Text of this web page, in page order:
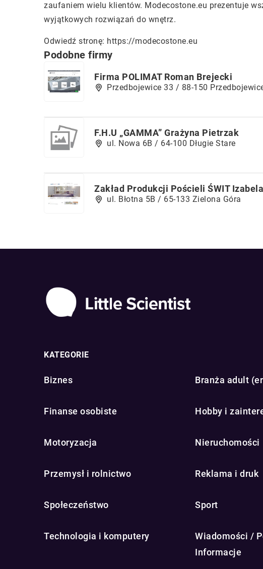
zaufaniem wielu klientów. Modecostone.eu prezentuje
wyjątkowych rozwiązań do wnętrz.
Odwiedź stronę: https://modecostone.eu
Podobne firmy
Firma POLIMAT Roman Brejecki
Przedbojewice 33 / 88-150
F.H.U „GAMMA” Grażyna Pietrzak
ul. Nowa 6B / 64-100 Długie Stare
Zakład Produkcji Pościeli ŚWIT
ul. Błotna 5B / 65-133 Zielona Góra
KATEGORIE
Biznes Branża adult
Finanse osobiste Hobby i
Motoryzacja Nieruchomości
Przemysł i rolnictwo Reklama i druk
Społeczeństwo Sport
Technologia i komputery
Wiadomości /
Informacje